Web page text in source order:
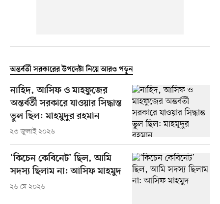
অন্তর্বর্তী সরকারের উপদেষ্টা নিয়ে আরও পড়ুন
নাহিদ, আসিফ ও মাহফুজের
অন্তর্বর্তী সরকারে যাওয়ার সিদ্ধান্ত
ভুল ছিল: মাহমুদুর রহমান
২৩ জুলাই ২০২৬
‘কিচেন কেবিনেট’ ছিল, আমি
সদস্য ছিলাম না: আসিফ মাহমুদ
২৬ মে ২০২৬